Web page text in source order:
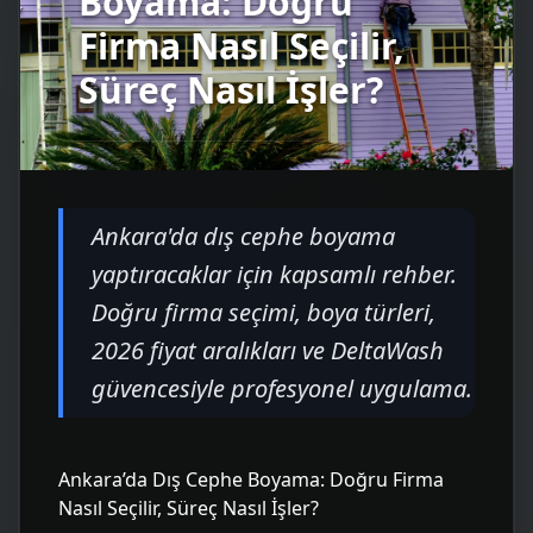
Firma Nasıl Seçilir,
Süreç Nasıl İşler?
Ankara'da dış cephe boyama
yaptıracaklar için kapsamlı rehber.
Doğru firma seçimi, boya türleri,
2026 fiyat aralıkları ve DeltaWash
güvencesiyle profesyonel uygulama.
Ankara’da Dış Cephe Boyama: Doğru Firma
Nasıl Seçilir, Süreç Nasıl İşler?